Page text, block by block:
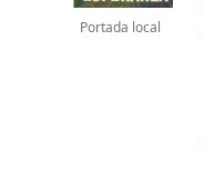
Portada local